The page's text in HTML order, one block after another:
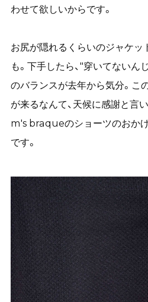
わせて欲しいからです。
お尻が隠れるくらいのジャケッ
も。下手したら、"穿いてない
のバランスが去年から気分。こ
が来るなんて、天候に感謝と言
m's braqueのショーツのおか
です。